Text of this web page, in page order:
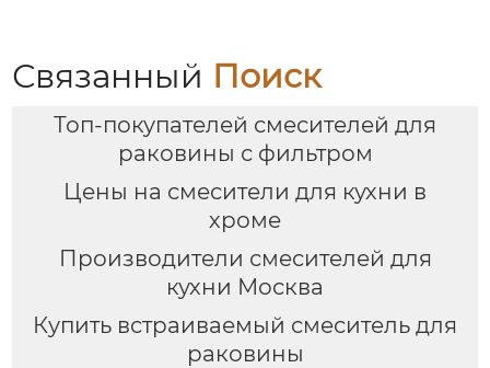
Связанный Поиск
Топ-покупателей смесителей для
раковины с фильтром
Цены на смесители для кухни в
хроме
Производители смесителей для
кухни Москва
Купить встраиваемый смеситель для
раковины